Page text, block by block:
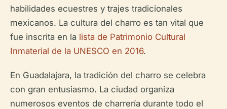
habilidades ecuestres y trajes tradicionales
mexicanos. La cultura del charro es tan vital que
fue inscrita en la lista de Patrimonio Cultural
Inmaterial de la UNESCO en 2016.
En Guadalajara, la tradición del charro se celebra
con gran entusiasmo. La ciudad organiza
numerosos eventos de charrería durante todo el